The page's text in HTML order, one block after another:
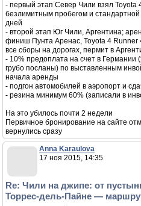
- первый этап Север Чили взял Toyota
безлимитным пробегом и
дней
- второй этап Юг Чили, Аргентина;
финиш Пунта Аренас, Toyota 4 Runner
все сборы на дорогах, пермит в
- 10% предоплата на счет в
грубо посланы) по выставленным
начала аренды
- подгон автомобилей в аэропорт и
- резина минимум 60% (записали в
На это убилось почти 2 недели
Первичное бронирование на сайте
вернулись сразу
Anna Karaulova
17 ноя 2015, 14:35
Re: Чили на джипе: от
Торрес-дель-Пайне —